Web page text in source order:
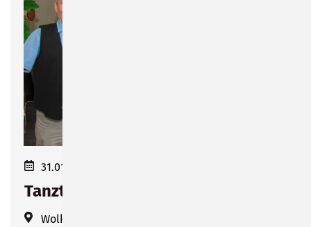
31.01.2024 14:00–17:00
Tanztee in der Wolke 14
Wolke 14